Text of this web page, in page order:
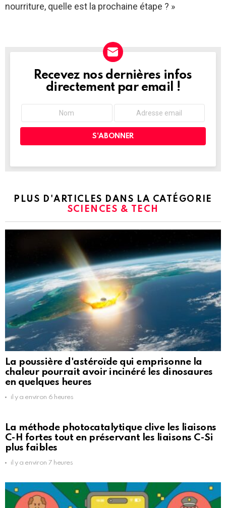
nourriture, quelle est la prochaine étape ? »
NEWSLETTER
Recevez nos dernières infos
directement par email !
PLUS D'ARTICLES DANS LA CATÉGORIE
SCIENCES & TECH
La poussière d'astéroïde qui emprisonne la
chaleur pourrait avoir incinéré les dinosaures
en quelques heures
il y a environ 6 heures
La méthode photocatalytique clive les liaisons
C-H fortes tout en préservant les liaisons C-Si
plus faibles
il y a environ 7 heures